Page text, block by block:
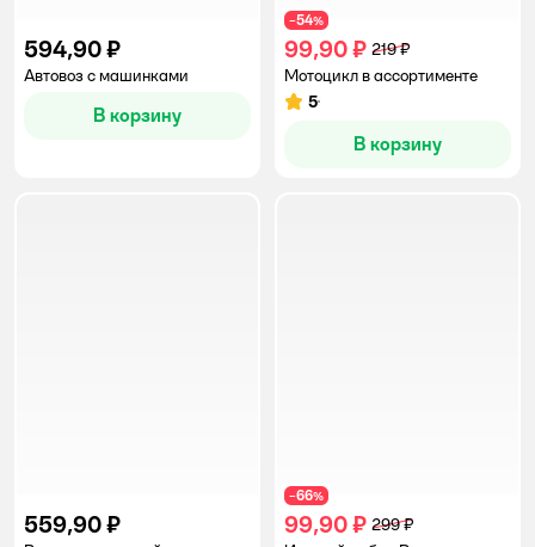
594,90 ₽
Автовоз с машинками
В корзину
−54%
99,90 ₽ 219 ₽
Мотоцикл в ассортименте
Рейтинг:
5
В корзину
559,90 ₽
−66%
99,90 ₽ 299 ₽